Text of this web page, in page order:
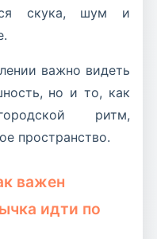
скука, шум и
важно видеть
но и то, как
ритм,
пространство.
важен
идти по